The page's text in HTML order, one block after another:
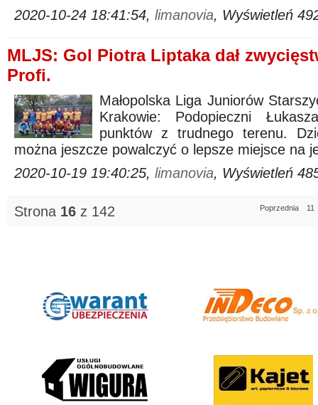
2020-10-24 18:41:54, limanovia, Wyświetleń
MLJS: Gol Piotra Liptaka dał
Profi.
Małopolska Liga Juniorów
Krakowie: Podopieczni
punktów z trudnego terenu.
można jeszcze powalczyć o lepsze miejsce na
2020-10-19 19:40:25, limanovia, Wyświetleń
Strona 16 z 142 Poprzednia 11